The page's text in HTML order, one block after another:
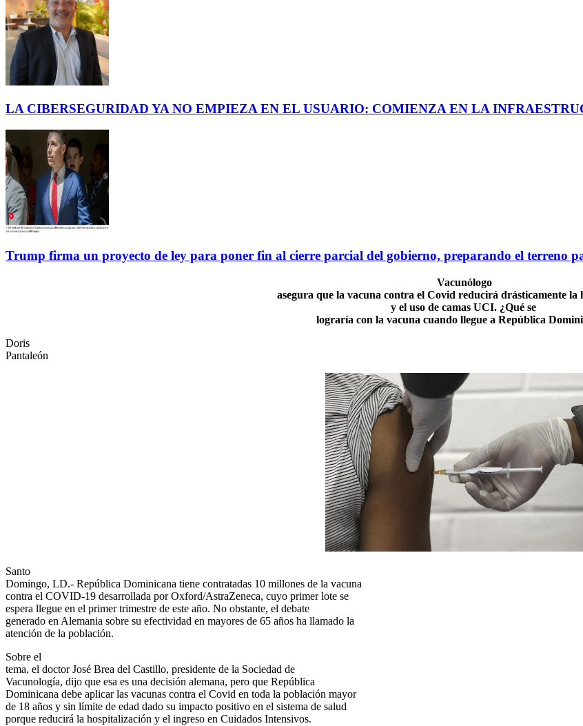
LA CIBERSEGURIDAD YA NO EMPIEZA EN EL USUARIO: COMIENZA EN LA
Trump firma un proyecto de ley para poner fin al cierre parcial del gobierno, preparando el terreno
Vacunólogo
asegura que la vacuna contra el Covid reducirá drásticamente la
y el uso de camas UCI. ¿Qué se
lograría con la vacuna cuando llegue a República
Doris
Pantaleón
Santo
Domingo, LD.- República Dominicana tiene contratadas 10 millones de la vacuna
contra el COVID-19 desarrollada por Oxford/AstraZeneca, cuyo primer lote se
espera llegue en el primer trimestre de este año. No obstante, el debate
generado en Alemania sobre su efectividad en mayores de 65 años ha llamado la
atención de la población.
Sobre el
tema, el doctor José Brea del Castillo, presidente de la Sociedad de
Vacunología, dijo que esa es una decisión alemana, pero que República
Dominicana debe aplicar las vacunas contra el Covid en toda la población mayor
de 18 años y sin límite de edad dado su impacto positivo en el sistema de salud
porque reducirá la hospitalización y el ingreso en Cuidados Intensivos.